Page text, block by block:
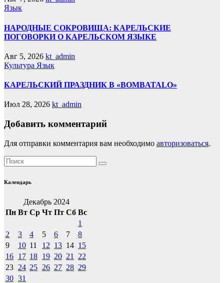
Язык
НАРОДНЫЕ СОКРОВИЩА: КАРЕЛЬСКИЕ
ПОГОВОРКИ О КАРЕЛЬСКОМ ЯЗЫКЕ
Авг 5, 2026 kt_admin
Культура Язык
КАРЕЛЬСКИЙ ПРАЗДНИК В «BOMBATALO»
Июл 28, 2026 kt_admin
Добавить комментарий
Для отправки комментария вам необходимо авторизоваться.
Календарь
Декабрь 2024
Пн Вт Ср Чт Пт Сб Вс
1
2
3 4 5 6 7
8
9
10 11 12 13 14 15
16 17 18 19 20 21
22
23 24 25 26 27 28 29
30 31